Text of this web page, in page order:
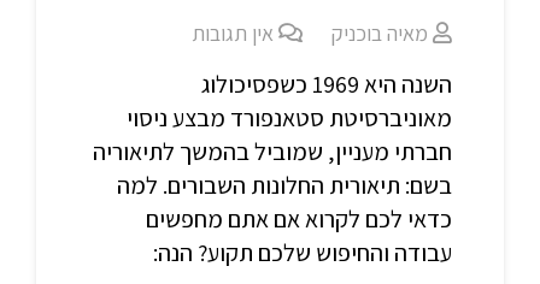
מאיה בוכניק אין תגובות
השנה היא 1969 כשפסיכולוג
מאוניברסיטת סטאנפורד מבצע ניסוי
חברתי מעניין, שמוביל בהמשך לתיאוריה
בשם: תיאורית החלונות השבורים. למה
כדאי לכם לקרוא אם אתם מחפשים
עבודה והחיפוש שלכם תקוע? הנה: